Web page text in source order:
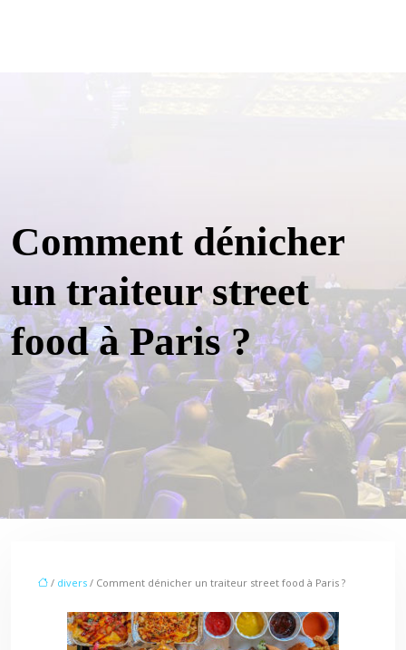
Comment dénicher
un traiteur street
food à Paris ?
/ divers / Comment dénicher un traiteur street food à Paris ?